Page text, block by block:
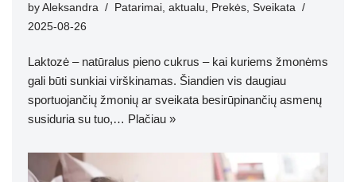
by Aleksandra Patarimai aktualu Prekės Sveikata
2025-08-26
Laktozė – natūralus pieno cukrus – kai kuriems žmonėms
gali būti sunkiai virškinamas. Šiandien vis daugiau
sportuojančių žmonių ar sveikata besirūpinančių asmenų
susiduria su tuo,… Plačiau »